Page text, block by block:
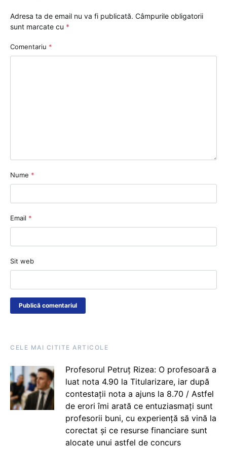
Adresa ta de email nu va fi publicată. Câmpurile obligatorii
sunt marcate cu *
Comentariu *
Nume *
Email *
Sit web
CELE MAI CITITE ARTICOLE
Profesorul Petruț Rizea: O profesoară a
luat nota 4.90 la Titularizare, iar după
contestații nota a ajuns la 8.70 / Astfel
de erori îmi arată ce entuziasmați sunt
profesorii buni, cu experiență să vină la
corectat și ce resurse financiare sunt
alocate unui astfel de concurs